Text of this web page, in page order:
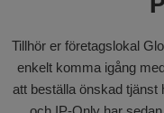
Tillhör er företagslokal
enkelt komma igång
att beställa önskad tjänst